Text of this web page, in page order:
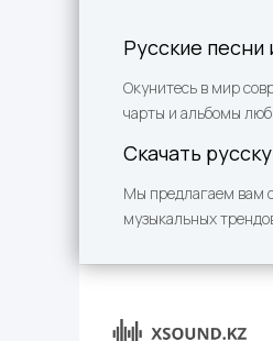
Русские песни
Окунитесь в мир
чарты и альбомы
Скачать
Мы предлагаем вам
музыкальных